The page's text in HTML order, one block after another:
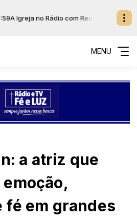
Igreja no Rádio com Rede Imaculada de
MENU
a atriz que
fé em grandes